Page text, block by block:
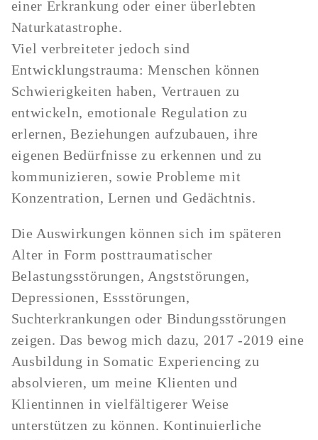
einer Erkrankung oder einer überlebten
Naturkatastrophe.
Viel verbreiteter jedoch sind
Entwicklungstrauma: Menschen können
Schwierigkeiten haben, Vertrauen zu
entwickeln, emotionale Regulation zu
erlernen, Beziehungen aufzubauen, ihre
eigenen Bedürfnisse zu erkennen und zu
kommunizieren, sowie Probleme mit
Konzentration, Lernen und Gedächtnis.
Die Auswirkungen können sich im späteren
Alter in Form posttraumatischer
Belastungsstörungen, Angststörungen,
Depressionen, Essstörungen,
Suchterkrankungen oder Bindungsstörungen
zeigen. Das bewog mich dazu, 2017 -2019 eine
Ausbildung in Somatic Experiencing zu
absolvieren, um meine Klienten und
Klientinnen in vielfältigerer Weise
unterstützen zu können. Kontinuierliche